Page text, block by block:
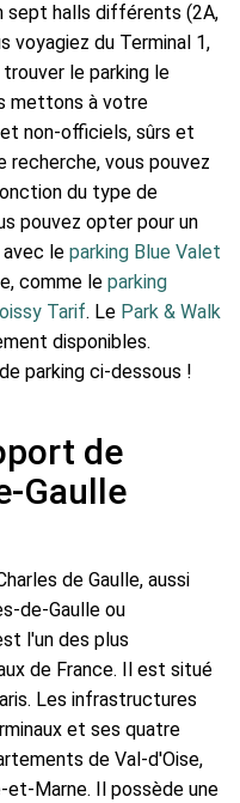
sept halls différents (2A,
voyagiez du Terminal 1,
trouver le parking le
mettons à votre
non-officiels, sûrs et
recherche, vous pouvez
du type de
pouvez opter pour un
le parking Blue Valet
comme le parking
Tarif. Le Park & Walk
disponibles.
parking ci-dessous !
de
Gaulle
de Gaulle, aussi
de-Gaulle ou
l'un des plus
de France. Il est situé
Les infrastructures
et ses quatre
de Val-d'Oise,
et-Marne. Il possède une